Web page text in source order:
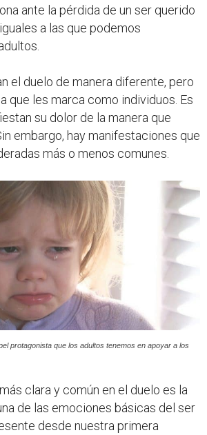
ante la pérdida de un ser querido
a las que podemos
el duelo de manera diferente, pero
que les marca como individuos. Es
su dolor de la manera que
embargo, hay manifestaciones que
más o menos comunes.
protagonista que los adultos tenemos en apoyar a los
clara y común en el duelo es la
de las emociones básicas del ser
desde nuestra primera